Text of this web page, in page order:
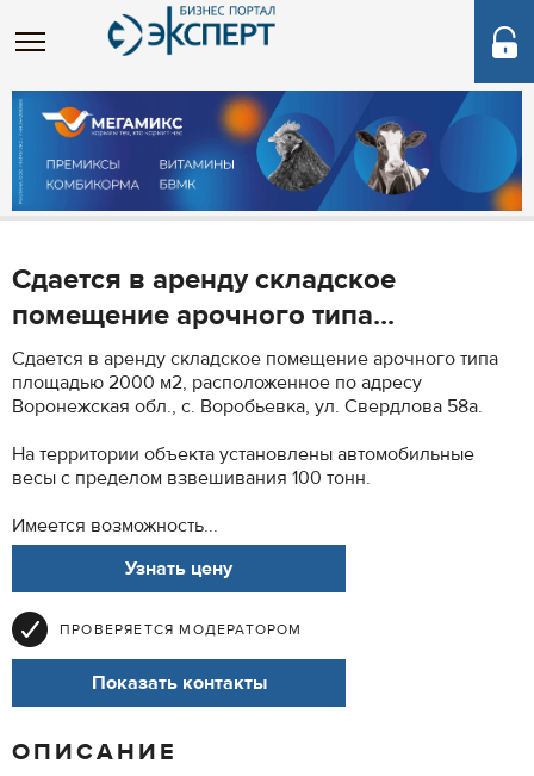
Сдается в аренду складское
помещение арочного типа...
Сдается в аренду складское помещение арочного типа
площадью 2000 м2, расположенное по адресу
Воронежская обл., с. Воробьевка, ул. Свердлова 58а.
На территории объекта установлены автомобильные
весы с пределом взвешивания 100 тонн.
Имеется возможность...
Узнать цену
ПРОВЕРЯЕТСЯ МОДЕРАТОРОМ
Показать контакты
ОПИСАНИЕ